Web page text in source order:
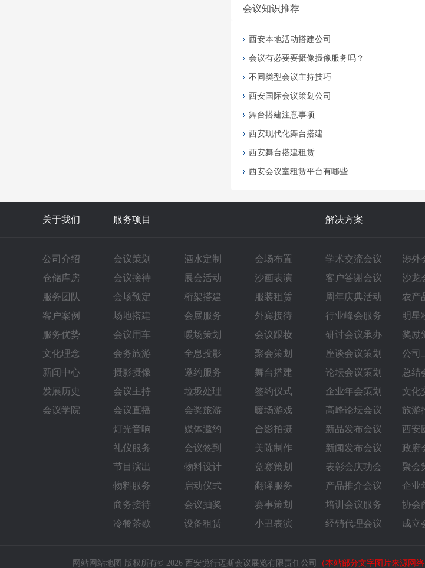
会议知识推荐
西安本地活动搭建公司
会议有必要要摄像摄像服务吗？
不同类型会议主持技巧
西安国际会议策划公司
舞台搭建注意事项
西安现代化舞台搭建
西安舞台搭建租赁
西安会议室租赁平台有哪些
关于我们 服务项目 解决方案
公司介绍
仓储库房
服务团队
客户案例
服务优势
文化理念
新闻中心
发展历史
会议学院
会议策划
会议接待
会场预定
场地搭建
会议用车
会务旅游
摄影摄像
会议主持
会议直播
灯光音响
礼仪服务
节目演出
物料服务
商务接待
冷餐茶歇
酒水定制
展会活动
桁架搭建
会展服务
暖场策划
全息投影
邀约服务
垃圾处理
会奖旅游
媒体邀约
会议签到
物料设计
启动仪式
会议抽奖
设备租赁
会场布置
沙画表演
服装租赁
外宾接待
会议跟妆
聚会策划
舞台搭建
签约仪式
暖场游戏
合影拍摄
美陈制作
竞赛策划
翻译服务
赛事策划
小丑表演
学术交流会议
客户答谢会议
周年庆典活动
行业峰会服务
研讨会议承办
座谈会议策划
论坛会议策划
企业年会策划
高峰论坛会议
新品发布会议
新闻发布会议
表彰会庆功会
产品推介会议
培训会议服务
经销代理会议
涉外
沙龙
农产
明星
奖励
公司
总结
文化
旅游
西安
政府
聚会
企业
协会
成立
网站网站地图 版权所有© 2026 西安悦行迈斯会议展览有限责任公司 （本站部分文字图片来源网